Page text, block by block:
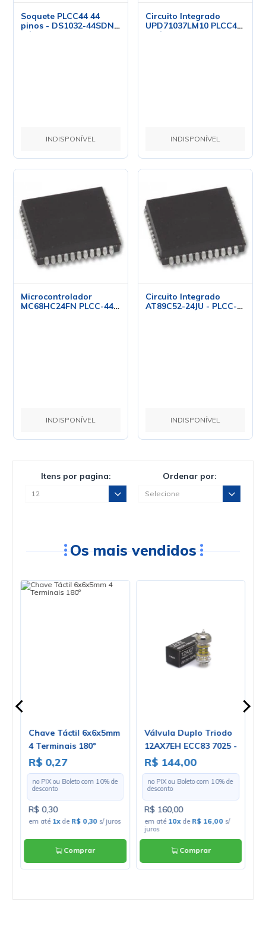
Soquete PLCC44 44
pinos - DS1032-44SDN
Cód. Loja 421
INDISPONÍVEL
Circuito Integrado
UPD71037LM10 PLCC44
- Cód. Loja 2241 - NEC
INDISPONÍVEL
Microcontrolador
MC68HC24FN PLCC-44 -
INDISPONÍVEL
Circuito Integrado
AT89C52-24JU - PLCC-
INDISPONÍVEL
Itens por pagina: Ordenar por:
Os mais vendidos
Chave Táctil 6x6x5mm
4 Terminais 180º
R$ 0,27
no PIX ou Boleto com 10% de
desconto
R$ 0,30
em até 1xde R$ 0,30 s/ juros
Comprar
Válvula Duplo Triodo
12AX7EH ECC83 7025 -
Electro-Harmonix
R$ 144,00
no PIX ou Boleto com 10% de
desconto
R$ 160,00
em até 10xde R$ 16,00 s/
juros
Comprar